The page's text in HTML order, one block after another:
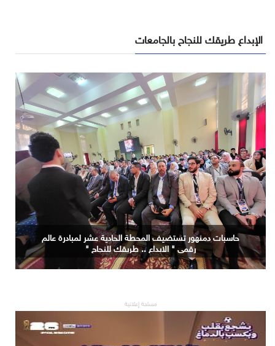
الإبداع طريقك للنجاح بالجامعات
حاسبات دمنهور تستضيف المحطة الحادية عشر لمبادرة عالم
رقمي " الابداع .. طريقك للنجاح "
مساحة إعلانية